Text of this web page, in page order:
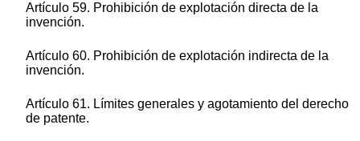
Artículo 59. Prohibición de explotación directa de la
invención.
Artículo 60. Prohibición de explotación indirecta de la
invención.
Artículo 61. Límites generales y agotamiento del derecho
de patente.